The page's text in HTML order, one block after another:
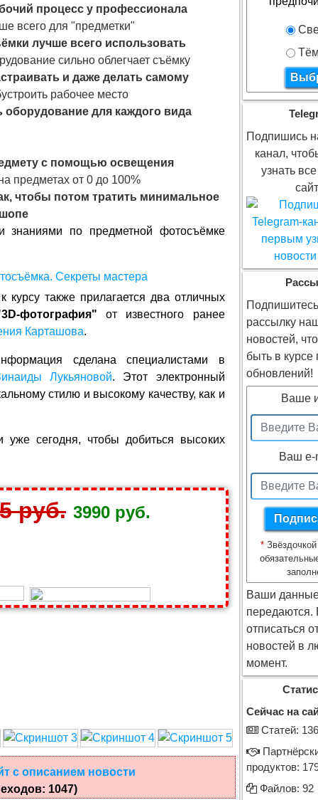
процесс у профессионала
всего для "предметки"
лучше всего использовать
сильно облегчает съёмку
и даже делать самому
рабочее место
для каждого вида
с помощью освещения
предметах от 0 до 100%
чтобы потом тратить минимальное
по предметной фотосъёмке
курсу также прилагается два отличных
фотография" от известного ранее
Карташова.
сделана специалистами в
Лукьяновой. Этот электронный
стилю и высокому качеству, как и
уже сегодня, чтобы добиться высоких
руб. 3990 руб.
с описанием новости
1047)
Подпишись
канал,
узнать
рассылку
новостей,
быть в курсе
обновлений!
Ваше
Ваш e-
*
Ваши
отписаться
новостей в
момент.
Сейчас на
Cтатей: 136
продуктов:
Файлов: 92